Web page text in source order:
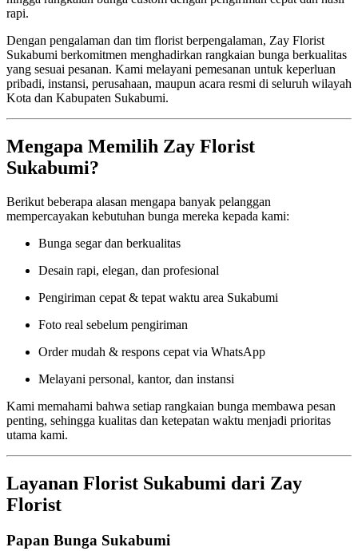
rapi.
Dengan pengalaman dan tim florist berpengalaman, Zay Florist
Sukabumi berkomitmen menghadirkan rangkaian bunga berkualitas
yang sesuai pesanan. Kami melayani pemesanan untuk keperluan
pribadi, instansi, perusahaan, maupun acara resmi di seluruh wilayah
Kota dan Kabupaten Sukabumi.
Mengapa Memilih Zay Florist
Sukabumi?
Berikut beberapa alasan mengapa banyak pelanggan
mempercayakan kebutuhan bunga mereka kepada kami:
Bunga segar dan berkualitas
Desain rapi, elegan, dan profesional
Pengiriman cepat & tepat waktu area Sukabumi
Foto real sebelum pengiriman
Order mudah & respons cepat via WhatsApp
Melayani personal, kantor, dan instansi
Kami memahami bahwa setiap rangkaian bunga membawa pesan
penting, sehingga kualitas dan ketepatan waktu menjadi prioritas
utama kami.
Layanan Florist Sukabumi dari Zay
Florist
Papan Bunga Sukabumi